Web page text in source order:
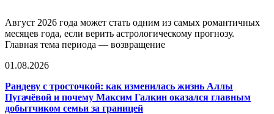
Август 2026 года может стать одним из самых романтичных
месяцев года, если верить астрологическому прогнозу.
Главная тема периода — возвращение
01.08.2026
Рандеву с тросточкой: как изменилась жизнь Аллы
Пугачёвой и почему Максим Галкин оказался главным
добытчиком семьи за границей